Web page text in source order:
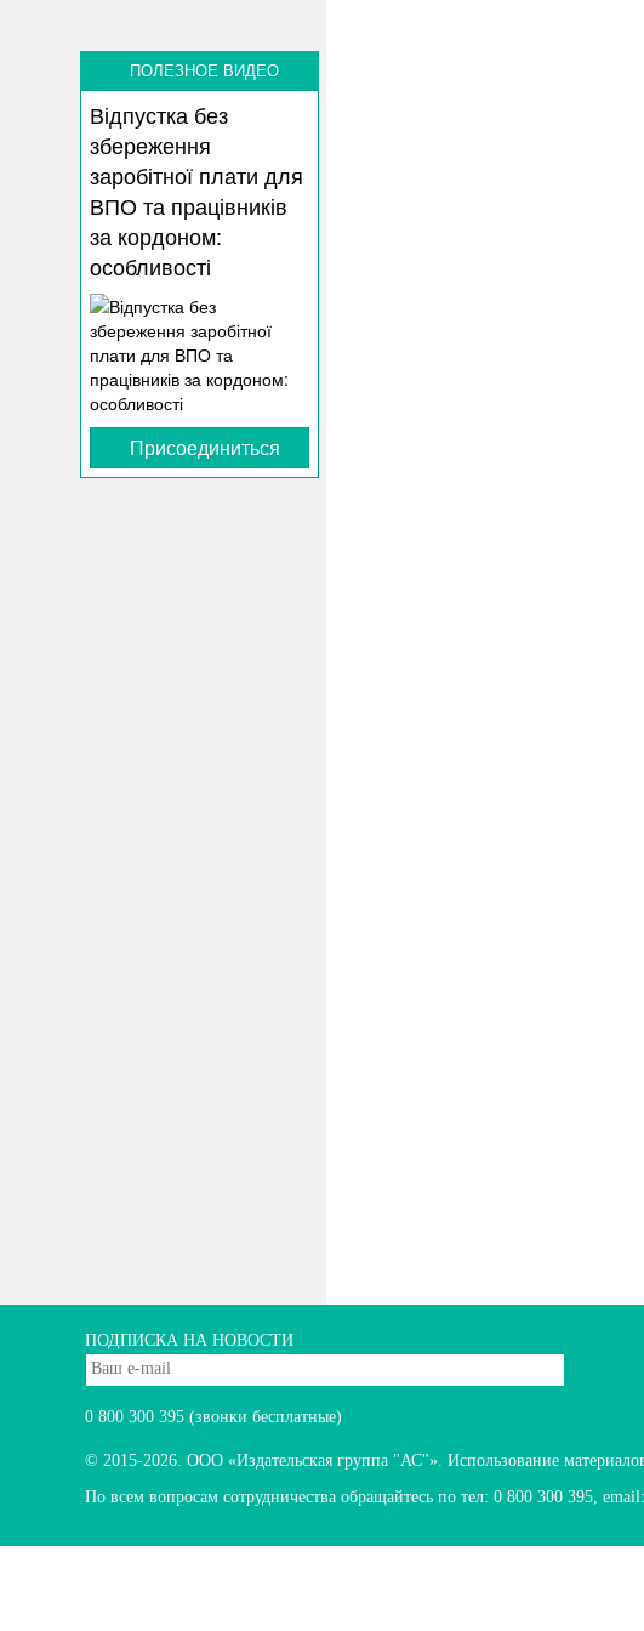
ПОЛЕЗНОЕ ВИДЕО
Відпустка без
збереження
заробітної плати для
ВПО та працівників
за кордоном:
особливості
Присоединиться
ПОДПИСКА НА НОВОСТИ
0 800 300 395 (звонки бесплатные)
© 2015-2026. ООО «Издательская группа "АС"». Использование
По всем вопросам сотрудничества обращайтесь по тел: 0 800 300 395, email: